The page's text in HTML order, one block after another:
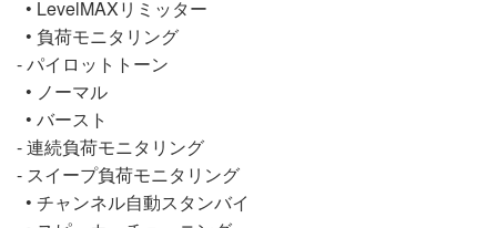
• LevelMAXリミッター
• 負荷モニタリング
- パイロットトーン
• ノーマル
• バースト
- 連続負荷モニタリング
- スイープ負荷モニタリング
• チャンネル自動スタンバイ